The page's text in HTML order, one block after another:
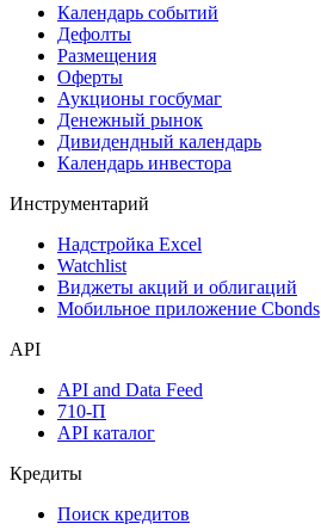
Календарь событий
Дефолты
Размещения
Оферты
Аукционы госбумаг
Денежный рынок
Дивидендный календарь
Календарь инвестора
Инструментарий
Надстройка Excel
Watchlist
Виджеты акций и облигаций
Мобильное приложение Cbonds
API
API and Data Feed
710-П
API каталог
Кредиты
Поиск кредитов